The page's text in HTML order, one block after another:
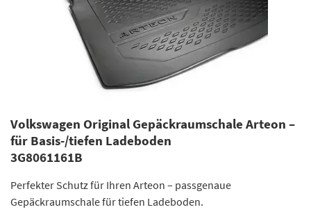
Volkswagen Original Gepäckraumschale Arteon –
für Basis-/tiefen Ladeboden
3G8061161B
Perfekter Schutz für Ihren Arteon – passgenaue
Gepäckraumschale für tiefen Ladeboden.